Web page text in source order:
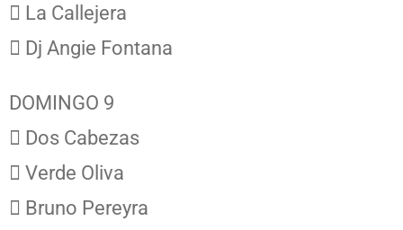
 La Callejera
 Dj Angie Fontana
DOMINGO 9
 Dos Cabezas
 Verde Oliva
 Bruno Pereyra